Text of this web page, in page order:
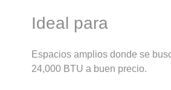
Ideal para
Espacios amplios donde se
24,000 BTU a buen precio.